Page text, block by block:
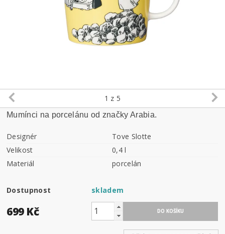
1 z 5
Mumínci na porcelánu od značky Arabia.
Designér
Tove Slotte
Velikost
0,4 l
Materiál
porcelán
Dostupnost skladem
699 Kč